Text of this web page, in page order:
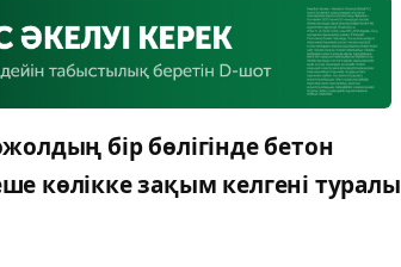
бір бөлігінде бетон
көлікке зақым келгені туралы